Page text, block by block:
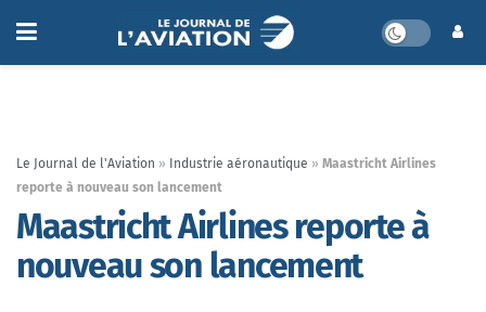
Le Journal de l'Aviation » Industrie aéronautique » Maastricht Airlines
reporte à nouveau son lancement
Maastricht Airlines reporte à
nouveau son lancement